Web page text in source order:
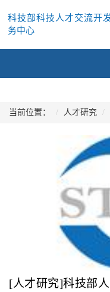
科技部科技人才交流开
务中心
当前位置： 人才研究
[人才研究]科技部